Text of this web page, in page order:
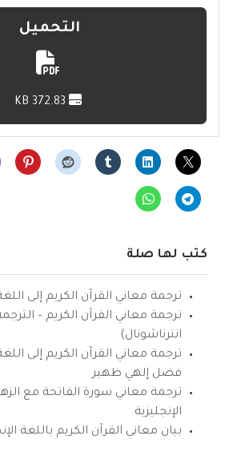
التحميل
كتب لها صلة
ترجمة معاني القرآن الكريم إلى اللغة
ترجمة معاني القرآن الكريم –
انترناشونال)
ترجمة معاني القرآن الكريم إلى
فضل إلهي ظهير
ترجمة معاني سورة الفاتحة مع
الإنجليزية
بيان معاني القرآن الكريم باللغة